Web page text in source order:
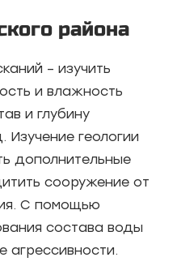
района
– изучить
и влажность
и глубину
Изучение геологии
дополнительные
сооружение от
С помощью
состава воды
агрессивности.